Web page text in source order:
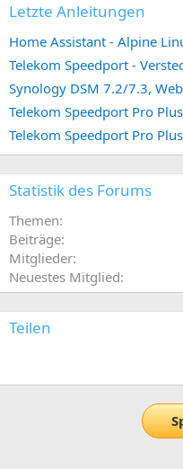
Letzte Anleitungen
Home Assistant - Alpine
Telekom Speedport -
Telekom Speedport Pro
Telekom Speedport Pro
Statistik des Forums
Themen
Beiträge
Mitglieder
Neuestes Mitglied
Teilen